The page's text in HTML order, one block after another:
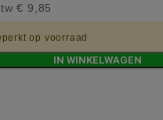
€ 9,85
op voorraad
IN WINKELWAGEN